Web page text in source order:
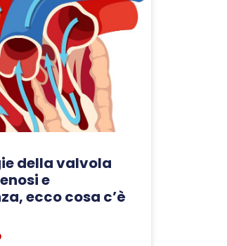
della valvola
e
ecco cosa c’è